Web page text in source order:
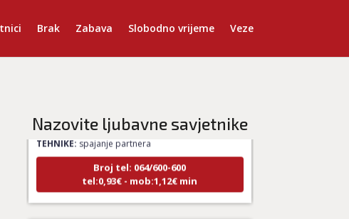
Brak Zabava Slobodno vrijeme Veze
Nazovite ljubavne savjetnike
TEHNIKE:spajanje partnera
Broj tel: 064/600-600
tel:0,93€ - mob:1,12€ min